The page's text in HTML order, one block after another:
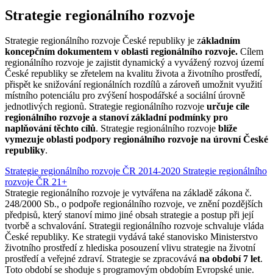
Strategie regionálního rozvoje
Strategie regionálního rozvoje České republiky je základním
koncepčním dokumentem v oblasti regionálního rozvoje. Cílem
regionálního rozvoje je zajistit dynamický a vyvážený rozvoj území
České republiky se zřetelem na kvalitu života a životního prostředí,
přispět ke snižování regionálních rozdílů a zároveň umožnit využití
místního potenciálu pro zvýšení hospodářské a sociální úrovně
jednotlivých regionů. Strategie regionálního rozvoje určuje cíle
regionálního rozvoje a stanoví základní podmínky pro
naplňování těchto cílů. Strategie regionálního rozvoje blíže
vymezuje oblasti podpory regionálního rozvoje na úrovní České
republiky.
Strategie regionálního rozvoje ČR 2014-2020 Strategie regionálního
rozvoje ČR 21+
Strategie regionálního rozvoje je vytvářena na základě zákona č.
248/2000 Sb., o podpoře regionálního rozvoje, ve znění pozdějších
předpisů, který stanoví mimo jiné obsah strategie a postup při její
tvorbě a schvalování. Strategii regionálního rozvoje schvaluje vláda
České republiky. Ke strategii vydává také stanovisko Ministerstvo
životního prostředí z hlediska posouzení vlivu strategie na životní
prostředí a veřejné zdraví. Strategie se zpracovává na období 7 let.
Toto období se shoduje s programovým obdobím Evropské unie.